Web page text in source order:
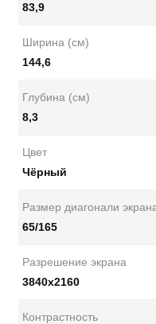
83,9
Ширина (см)
144,6
Глубина (см)
8,3
Цвет
Чёрный
Размер диагонали
65/165
Разрешение экрана
3840x2160
Контрастность